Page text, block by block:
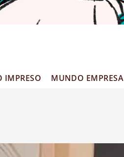
IMPRESO MUNDO EMPRESA